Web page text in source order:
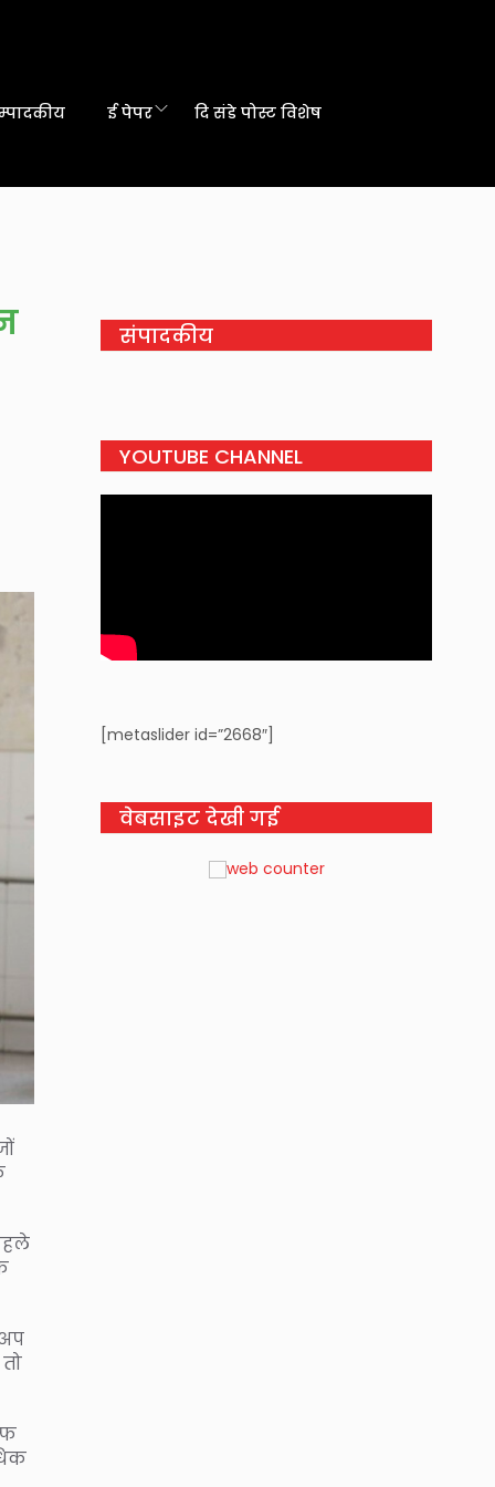
ई पेपर दि संडे पोस्ट विशेष
संपादकीय
YOUTUBE CHANNEL
[metaslider id=”2668″]
वेबसाइट देखी गई